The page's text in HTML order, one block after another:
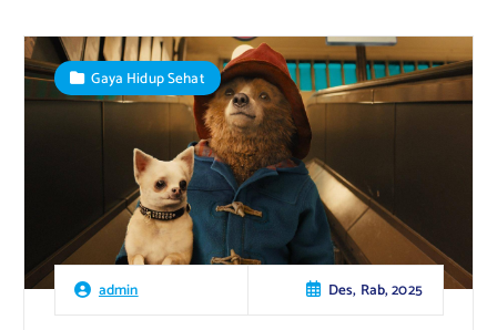
admin Des, Rab, 2025
Gaya Hidup Sehat